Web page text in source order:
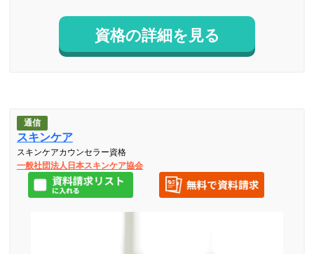
資格の詳細を見る
通信
スキンケア
スキンケアカウンセラー資格
一般社団法人日本スキンケア協会